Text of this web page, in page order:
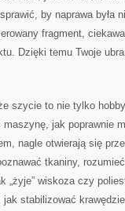
by naprawa była
fragment,
Dzięki temu Twoje
szycie to nie tylko
jak poprawnie
nagle otwierają się
tkaniny,
„żyje” wiskoza czy
stabilizować